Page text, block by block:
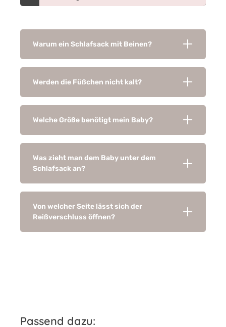
Warum ein Schlafsack mit Beinen?
Werden die Füßchen nicht kalt?
Welche Größe benötigt mein Baby?
Was zieht man dem Baby unter dem
Schlafsack an?
Von welcher Seite lässt sich der
Reißverschluss öffnen?
Produktgalerie überspringen
Passend dazu: